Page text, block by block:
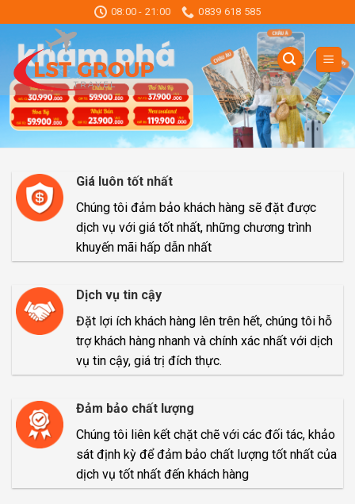
to
content
08:00 - 21:00 0839 618 585
Giá luôn tốt nhất
Chúng tôi đảm bảo khách hàng sẽ đặt được
dịch vụ với giá tốt nhất, những chương trình
khuyến mãi hấp dẫn nhất
Dịch vụ tin cậy
Đặt lợi ích khách hàng lên trên hết, chúng tôi hỗ
trợ khách hàng nhanh và chính xác nhất với dịch
vụ tin cậy, giá trị đích thực.
Đảm bảo chất lượng
Chúng tôi liên kết chặt chẽ với các đối tác, khảo
sát định kỳ để đảm bảo chất lượng tốt nhất của
dịch vụ tốt nhất đến khách hàng